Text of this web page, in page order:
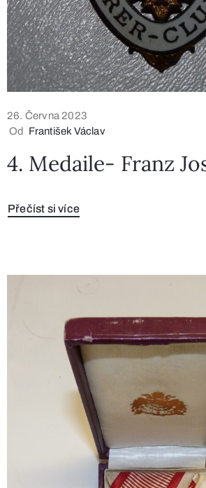
26. Června 2023
Od František Václav
4. Medaile- Franz
Přečíst si více